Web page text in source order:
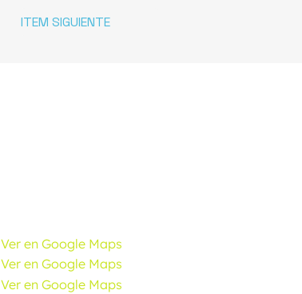
ITEM SIGUIENTE
Ver en Google Maps
Ver en Google Maps
Ver en Google Maps